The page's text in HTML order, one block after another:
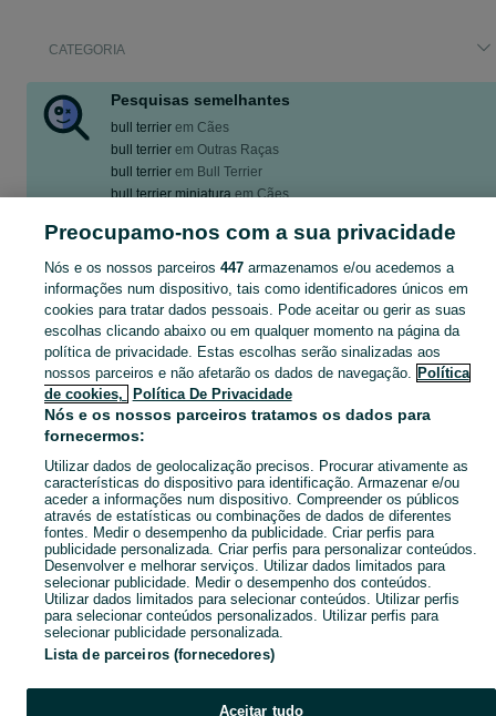
CATEGORIA
Pesquisas semelhantes
bull terrier em Cães
bull terrier em Outras Raças
bull terrier em Bull Terrier
bull terrier miniatura em Cães
bull terrier - Animais para Venda, para Adopção em Portugal. Veja os anúncios classificados ou publique o seu anúncio de Animais grátis no OLX. Mostrar
Mapa do site
Mapa das freguesias
Mapa de mini-sites
Pesquisas populares
Preocupamo-nos com a sua privacidade
Nós e os nossos parceiros 447armazenamos e/ou acedemos a
informações num dispositivo, tais como identificadores únicos em
cookies para tratar dados pessoais. Pode aceitar ou gerir as suas
escolhas clicando abaixo ou em qualquer momento na página da
política de privacidade. Estas escolhas serão sinalizadas aos
nossos parceiros e não afetarão os dados de navegação. Política
de cookies,
Política De Privacidade
Nós e os nossos parceiros tratamos os dados para
fornecermos:
Utilizar dados de geolocalização precisos. Procurar ativamente as
características do dispositivo para identificação. Armazenar e/ou
aceder a informações num dispositivo. Compreender os públicos
através de estatísticas ou combinações de dados de diferentes
fontes. Medir o desempenho da publicidade. Criar perfis para
publicidade personalizada. Criar perfis para personalizar conteúdos.
Desenvolver e melhorar serviços. Utilizar dados limitados para
selecionar publicidade. Medir o desempenho dos conteúdos.
Utilizar dados limitados para selecionar conteúdos. Utilizar perfis
para selecionar conteúdos personalizados. Utilizar perfis para
selecionar publicidade personalizada.
Lista de parceiros (fornecedores)
Aceitar tudo